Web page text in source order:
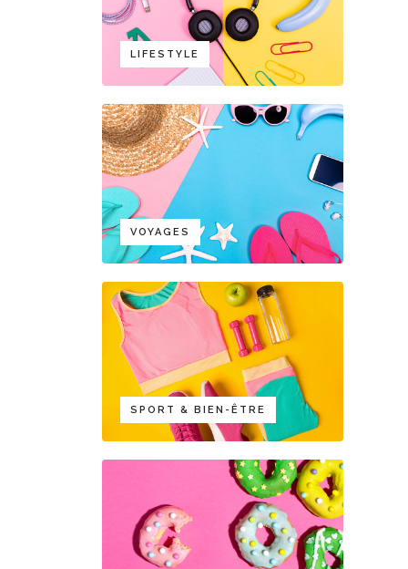
LIFESTYLE
VOYAGES
SPORT & BIEN-ÊTRE